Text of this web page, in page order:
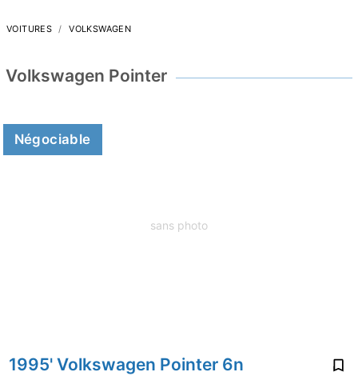
VOITURES VOLKSWAGEN
Volkswagen Pointer
sans photo
Négociable
1995' Volkswagen Pointer 6n